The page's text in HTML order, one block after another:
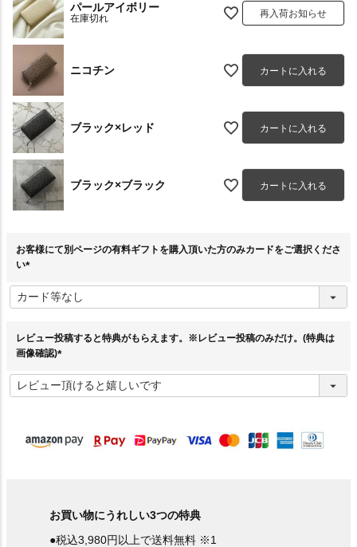
パールアイボリー
在庫切れ 再入荷お知らせ
ニコチン カートに入れる
ブラック×レッド カートに入れる
ブラック×ブラック カートに入れる
お客様にて別ページの有料ギフトを購入頂いた方のみカードをご選択くださ
い
必
須
レビュー投稿すると特典がもらえます。※レビュー投稿のみだけ。(特典は
画像確認)
必
須
お買い物にうれしい3つの特典
●税込3,980円以上で送料無料 ※1